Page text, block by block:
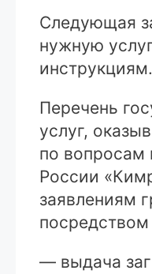
Следующая
нужную
инструкциям.
Перечень
услуг,
по
России
заявлениям
посредством
— выдача